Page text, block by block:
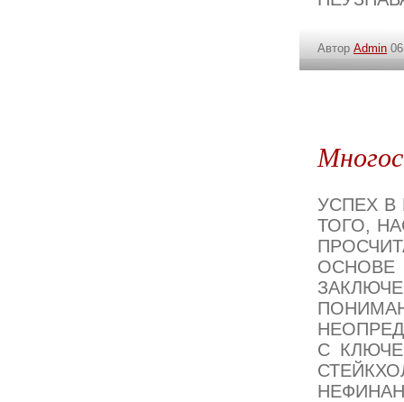
Автор Admin
УСПЕХ В
ТОГО,
ОСНОВЕ
С